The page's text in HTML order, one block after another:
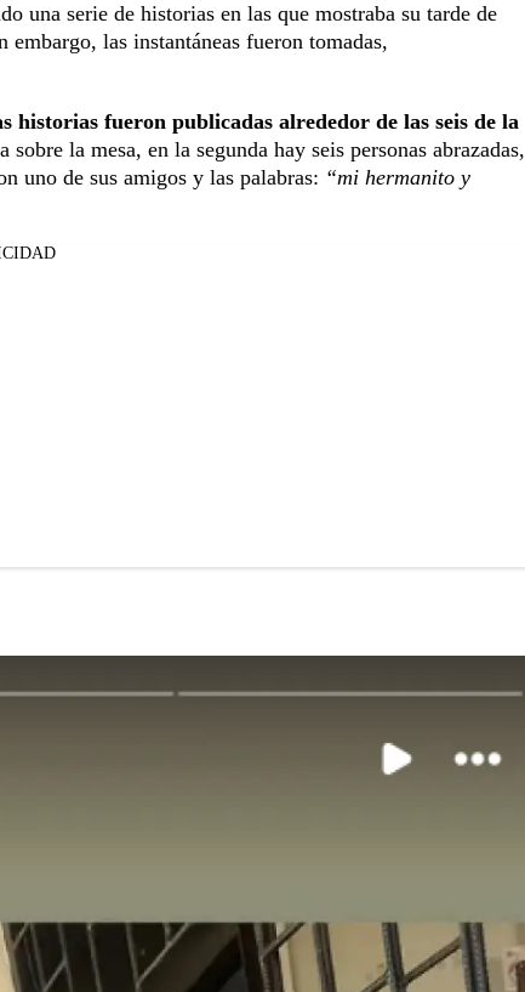
una serie de historias en las que mostraba su tarde de
las instantáneas fueron tomadas,
historias fueron publicadas alrededor de las seis de la
la mesa, en la segunda hay seis personas abrazadas,
uno de sus amigos y las palabras: “mi hermanito y